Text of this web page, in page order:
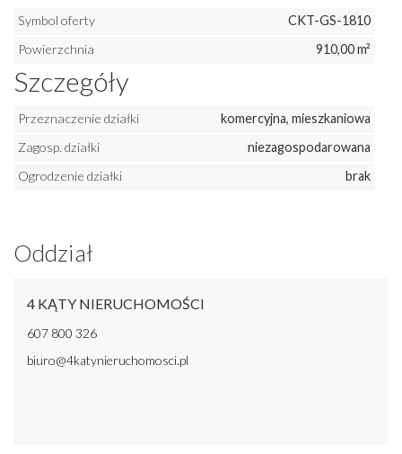
Symbol oferty
CKT-GS-1810
Powierzchnia
910,00 m²
Szczegóły
Przeznaczenie działki
komercyjna, mieszkaniowa
Zagosp. działki
niezagospodarowana
Ogrodzenie działki
brak
Oddział
4 KĄTY NIERUCHOMOŚCI
607 800 326
biuro@4katynieruchomosci.pl